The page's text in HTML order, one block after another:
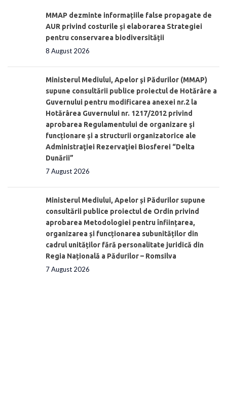
MMAP dezminte informațiile false propagate de
AUR privind costurile și elaborarea Strategiei
pentru conservarea biodiversității
8 August 2026
Ministerul Mediului, Apelor şi Pădurilor (MMAP)
supune consultării publice proiectul de Hotărâre a
Guvernului pentru modificarea anexei nr.2 la
Hotărârea Guvernului nr. 1217/2012 privind
aprobarea Regulamentului de organizare şi
funcționare și a structurii organizatorice ale
Administraţiei Rezervaţiei Biosferei “Delta
Dunării”
7 August 2026
Ministerul Mediului, Apelor și Pădurilor supune
consultării publice proiectul de Ordin privind
aprobarea Metodologiei pentru înființarea,
organizarea și funcționarea subunităților din
cadrul unităților fără personalitate juridică din
Regia Națională a Pădurilor – Romsilva
7 August 2026